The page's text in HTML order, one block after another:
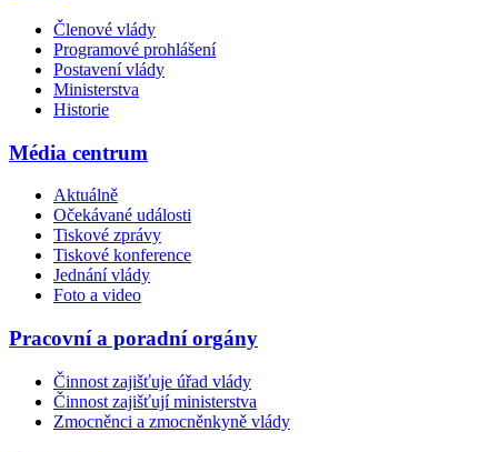
Členové vlády
Programové prohlášení
Postavení vlády
Ministerstva
Historie
Média centrum
Aktuálně
Očekávané události
Tiskové zprávy
Tiskové konference
Jednání vlády
Foto a video
Pracovní a poradní orgány
Činnost zajišťuje úřad vlády
Činnost zajišťují ministerstva
Zmocněnci a zmocněnkyně vlády